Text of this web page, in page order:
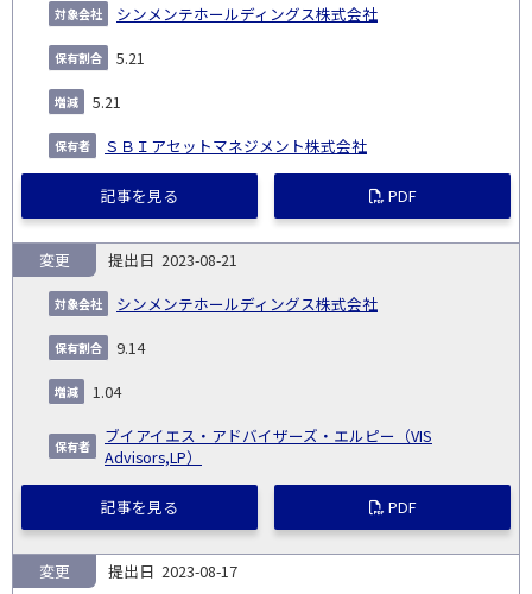
シンメンテホールディングス株式会社
5.21
5.21
ＳＢＩアセットマネジメント株式会社
記事を見る PDF
2023-08-21
シンメンテホールディングス株式会社
変更
9.14
1.04
ブイアイエス・アドバイザーズ・エルピー（VIS
Advisors,LP）
記事を見る PDF
2023-08-17
変更